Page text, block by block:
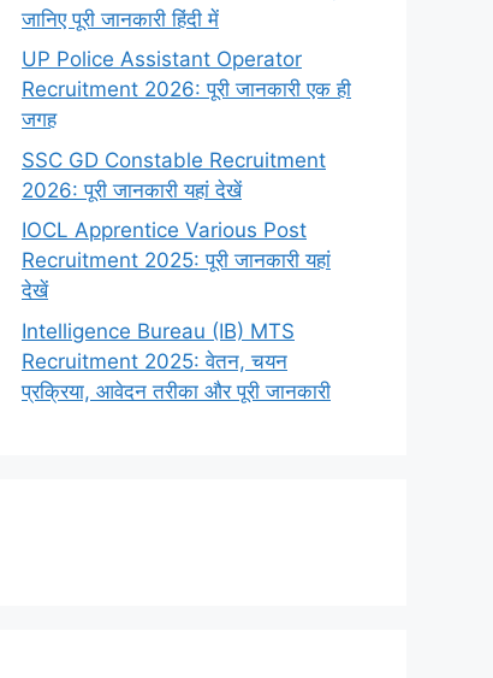
जानिए पूरी जानकारी हिंदी में
UP Police Assistant Operator
Recruitment 2026: पूरी जानकारी एक ही
जगह
SSC GD Constable Recruitment
2026: पूरी जानकारी यहां देखें
IOCL Apprentice Various Post
Recruitment 2025: पूरी जानकारी यहां
देखें
Intelligence Bureau (IB) MTS
Recruitment 2025: वेतन, चयन
प्रक्रिया, आवेदन तरीका और पूरी जानकारी